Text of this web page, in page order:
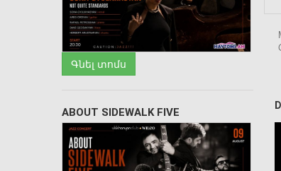
Գնել տոմս
ABOUT SIDEWALK FIVE